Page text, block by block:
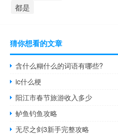
都是
猜你想看的文章
含什么糊什么的词语有哪些?
ic什么梗
阳江市春节旅游收入多少
鲈鱼钓鱼攻略
无尽之剑3新手完整攻略